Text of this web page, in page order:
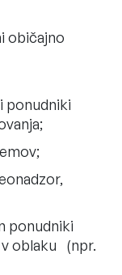
običajno
ponudniki
ponudniki
oblaku (npr.